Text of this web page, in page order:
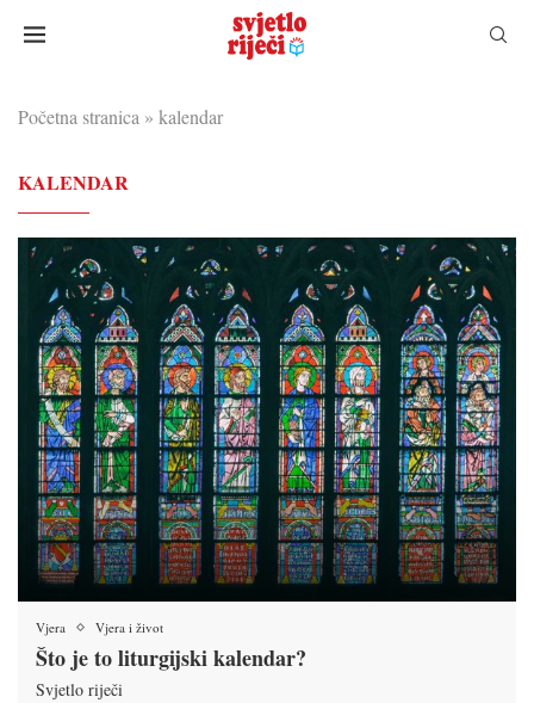
Početna stranica » kalendar
KALENDAR
Vjera Vjera i život
Što je to liturgijski kalendar?
Svjetlo riječi